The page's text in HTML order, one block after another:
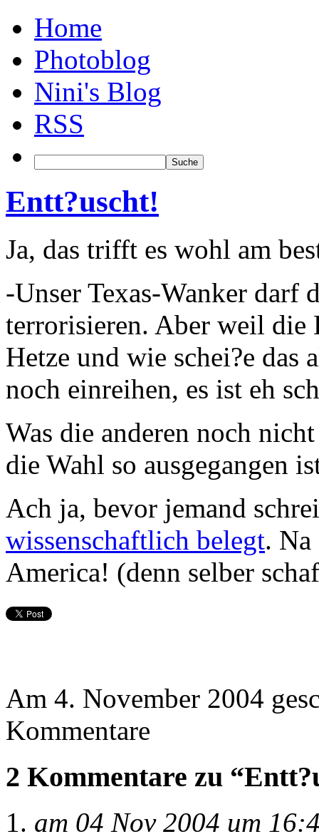
Home
Photoblog
Nini's Blog
RSS
Entt?uscht!
Ja, das trifft es wohl am
-Unser Texas-Wanker darf
terrorisieren. Aber weil
Hetze und wie schei?e
noch einreihen, es ist eh
Was die anderen noch
die Wahl so ausgegangen
Ach ja, bevor jemand
wissenschaftlich belegt. Na
America! (denn selber
Am 4. November 2004
Kommentare
2 Kommentare zu
am 04 Nov 2004 um